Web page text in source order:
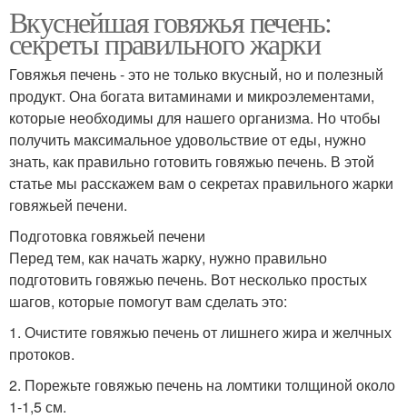
Вкуснейшая говяжья печень:
секреты правильного жарки
Говяжья печень - это не только вкусный, но и полезный
продукт. Она богата витаминами и микроэлементами,
которые необходимы для нашего организма. Но чтобы
получить максимальное удовольствие от еды, нужно
знать, как правильно готовить говяжью печень. В этой
статье мы расскажем вам о секретах правильного жарки
говяжьей печени.
Подготовка говяжьей печени
Перед тем, как начать жарку, нужно правильно
подготовить говяжью печень. Вот несколько простых
шагов, которые помогут вам сделать это:
1. Очистите говяжью печень от лишнего жира и желчных
протоков.
2. Порежьте говяжью печень на ломтики толщиной около
1-1,5 см.